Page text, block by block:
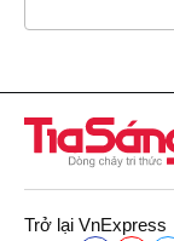
Trở lại VnExpress